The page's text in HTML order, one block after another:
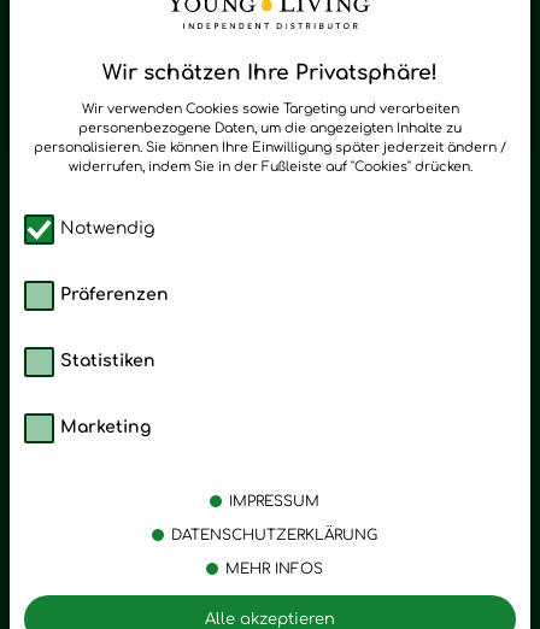
Wir schätzen Ihre Privatsphäre!
Wir verwenden Cookies sowie Targeting und verarbeiten
personenbezogene Daten, um die angezeigten Inhalte zu
personalisieren. Sie können Ihre Einwilligung später jederzeit ändern /
widerrufen, indem Sie in der Fußleiste auf "Cookies" drücken.
Notwendig
Präferenzen
Statistiken
Marketing
IMPRESSUM
DATENSCHUTZERKLÄRUNG
MEHR INFOS
Alle akzeptieren
zum Newsletter anmelden
Stress
Entspannung
Trauer